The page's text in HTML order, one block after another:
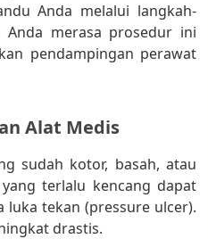
Anda melalui langkah-
merasa prosedur ini
pendampingan perawat
Alat Medis
sudah kotor, basah, atau
terlalu kencang dapat
tekan (pressure ulcer).
drastis.